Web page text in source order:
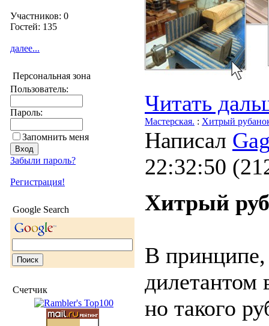
Участников: 0
Гостей: 135
далее...
Персональная зона
Пользователь:
Пароль:
Запомнить меня
Забыли пароль?
Регистрация!
Google Search
Счетчик
Читать
Мастерская. : Хитрый
Написал
22:32:50 (
Хитрый
В принципе,
дилетантом
но такого